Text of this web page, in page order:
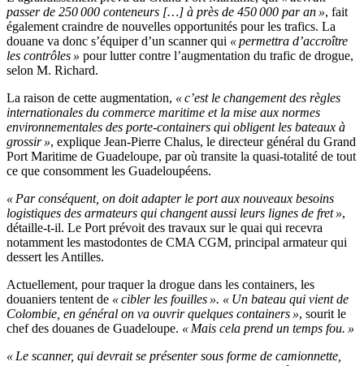
passer de 250 000 conteneurs […] à près de 450 000 par an », fait
également craindre de nouvelles opportunités pour les trafics. La
douane va donc s’équiper d’un scanner qui « permettra d’accroître
les contrôles » pour lutter contre l’augmentation du trafic de drogue,
selon M. Richard.
La raison de cette augmentation, « c’est le changement des règles
internationales du commerce maritime et la mise aux normes
environnementales des porte-containers qui obligent les bateaux à
grossir », explique Jean-Pierre Chalus, le directeur général du Grand
Port Maritime de Guadeloupe, par où transite la quasi-totalité de tout
ce que consomment les Guadeloupéens.
« Par conséquent, on doit adapter le port aux nouveaux besoins
logistiques des armateurs qui changent aussi leurs lignes de fret »,
détaille-t-il. Le Port prévoit des travaux sur le quai qui recevra
notamment les mastodontes de CMA CGM, principal armateur qui
dessert les Antilles.
Actuellement, pour traquer la drogue dans les containers, les
douaniers tentent de « cibler les fouilles ». « Un bateau qui vient de
Colombie, en général on va ouvrir quelques containers », sourit le
chef des douanes de Guadeloupe. « Mais cela prend un temps fou. »
« Le scanner, qui devrait se présenter sous forme de camionnette,